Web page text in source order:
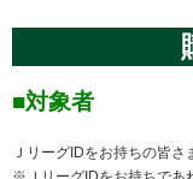
■対象者
ＪリーグIDをお持ちの皆さ